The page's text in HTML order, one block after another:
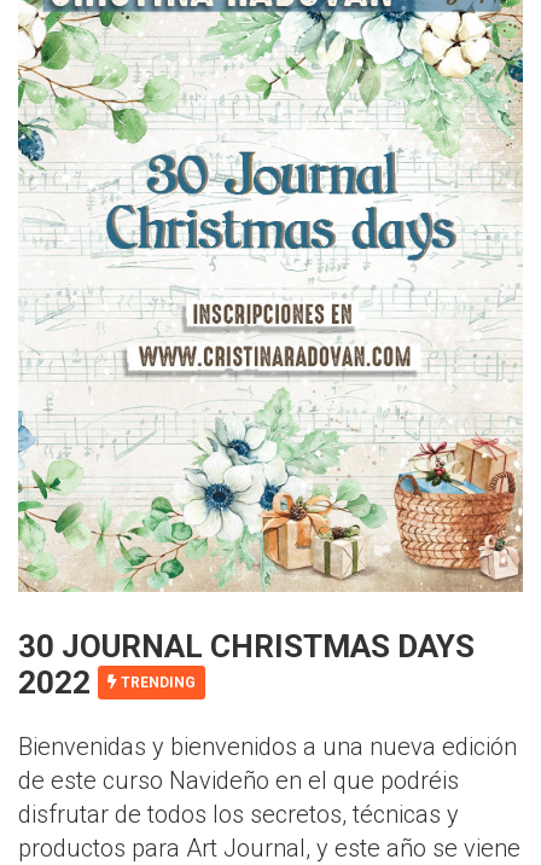
30 JOURNAL CHRISTMAS DAYS
2022
TRENDING
Bienvenidas y bienvenidos a una nueva edición
de este curso Navideño en el que podréis
disfrutar de todos los secretos, técnicas y
productos para Art Journal, y este año se viene